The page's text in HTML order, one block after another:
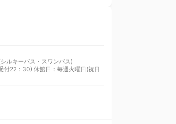
市内循環バスが運行中(シルキーバス・スワンバス)
22：30) 休館日：毎週火曜日(祝日